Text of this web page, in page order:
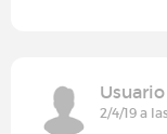
2/4/19 a